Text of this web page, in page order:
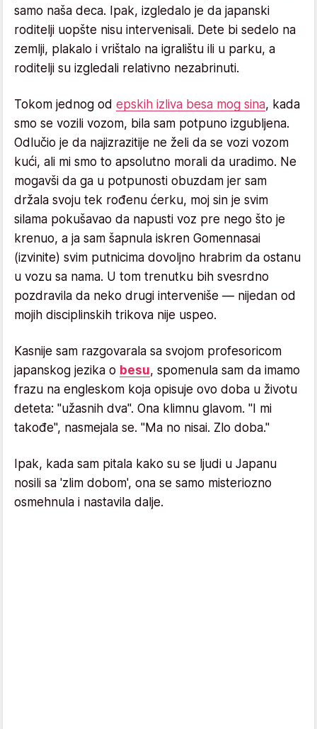
samo naša deca. Ipak, izgledalo je da japanski
roditelji uopšte nisu intervenisali. Dete bi sedelo na
zemlji, plakalo i vrištalo na igralištu ili u parku, a
roditelji su izgledali relativno nezabrinuti.
Tokom jednog od epskih izliva besa mog sina, kada
smo se vozili vozom, bila sam potpuno izgubljena.
Odlučio je da najizrazitije ne želi da se vozi vozom
kući, ali mi smo to apsolutno morali da uradimo. Ne
mogavši da ga u potpunosti obuzdam jer sam
držala svoju tek rođenu ćerku, moj sin je svim
silama pokušavao da napusti voz pre nego što je
krenuo, a ja sam šapnula iskren Gomennasai
(izvinite) svim putnicima dovoljno hrabrim da ostanu
u vozu sa nama. U tom trenutku bih svesrdno
pozdravila da neko drugi interveniše — nijedan od
mojih disciplinskih trikova nije uspeo.
Kasnije sam razgovarala sa svojom profesoricom
japanskog jezika o besu, spomenula sam da imamo
frazu na engleskom koja opisuje ovo doba u životu
deteta: "užasnih dva". Ona klimnu glavom. "I mi
takođe", nasmejala se. "Ma no nisai. Zlo doba."
Ipak, kada sam pitala kako su se ljudi u Japanu
nosili sa 'zlim dobom', ona se samo misteriozno
osmehnula i nastavila dalje.